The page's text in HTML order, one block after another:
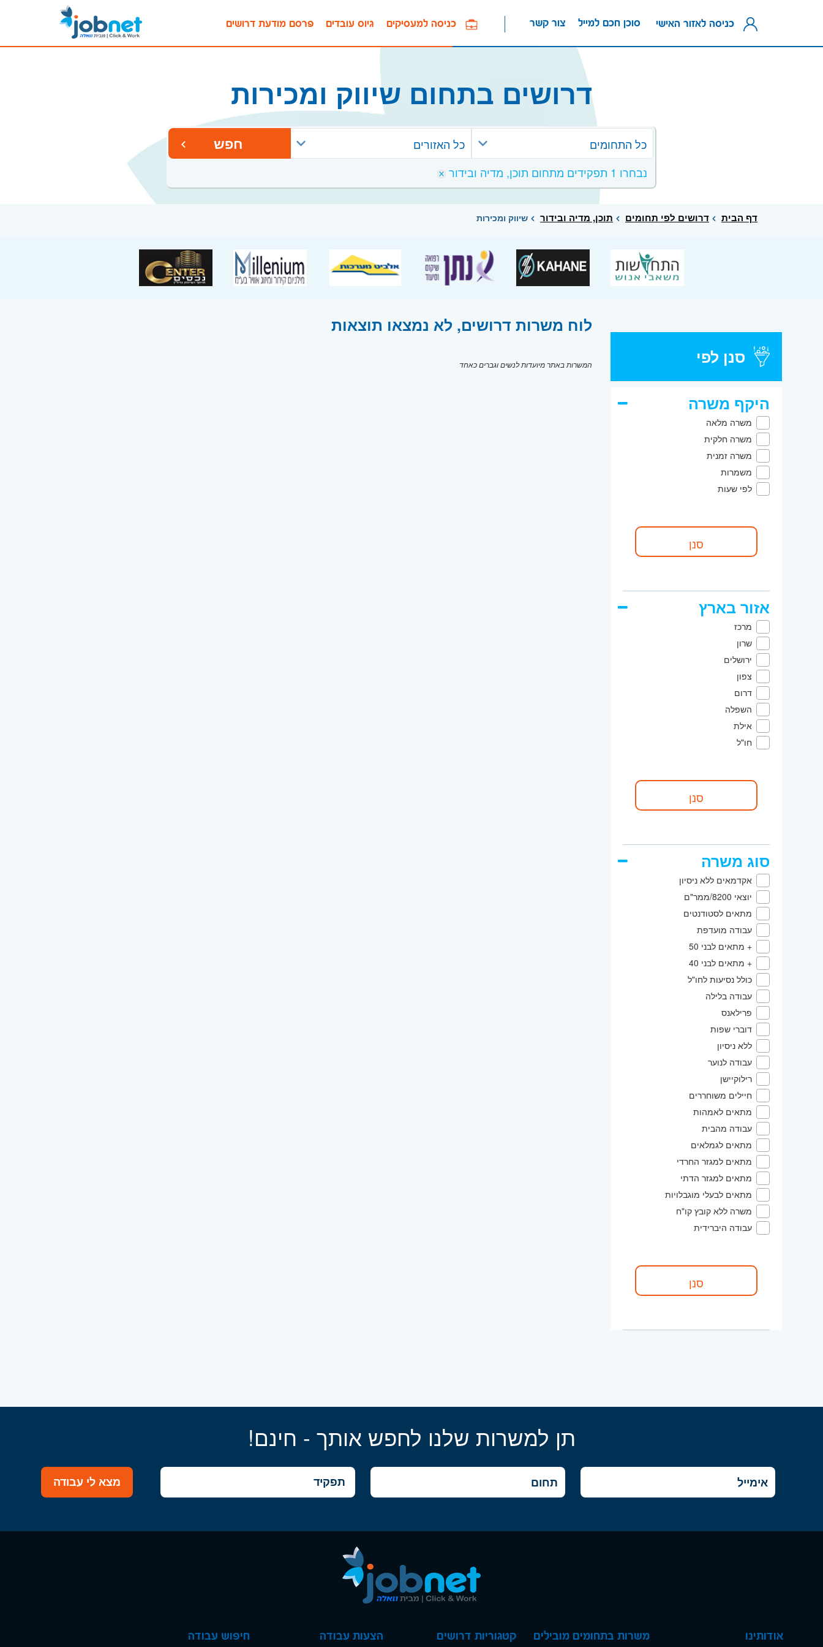
פרסם מודעת דרושים גיוס עובדים כניסה למעסיקים צור קשר סוכן חכם למייל כניסה לאזור האישי
דרושים בתחום שיווק ומכירות
כל התחומים
כל האזורים
נבחרו 1 תפקידים מתחום תוכן, מדיה ובידור
חפש
דף הבית דרושים לפי תחומים תוכן, מדיה ובידור שיווק ומכירות
סנן לפי
היקף משרה
משרה מלאה
משרה חלקית
משרה זמנית
משמרות
לפי שעות
אזור בארץ
מרכז
שרון
ירושלים
צפון
דרום
השפלה
אילת
חו"ל
סוג משרה
אקדמאים ללא ניסיון
יוצאי 8200/ממר"ם
מתאים לסטודנטים
עבודה מועדפת
+ מתאים לבני 50
+ מתאים לבני 40
כולל נסיעות לחו"ל
עבודה בלילה
פרילאנס
דוברי שפות
ללא ניסיון
עבודה לנוער
רילוקיישן
חיילים משוחררים
מתאים לאמהות
עבודה מהבית
מתאים לגמלאים
מתאים למגזר החרדי
מתאים למגזר הדתי
מתאים לבעלי מוגבלויות
משרה ללא קובץ קו"ח
עבודה היברידית
לוח משרות דרושים, לא נמצאו תוצאות
המשרות באתר מיועדות לנשים וגברים כאחד
תן למשרות שלנו לחפש אותך - חינם!
מצא לי עבודה
אודותינו משרות בתחומים מובילים
קטגוריות דרושים
הצעות עבודה חיפוש עבודה